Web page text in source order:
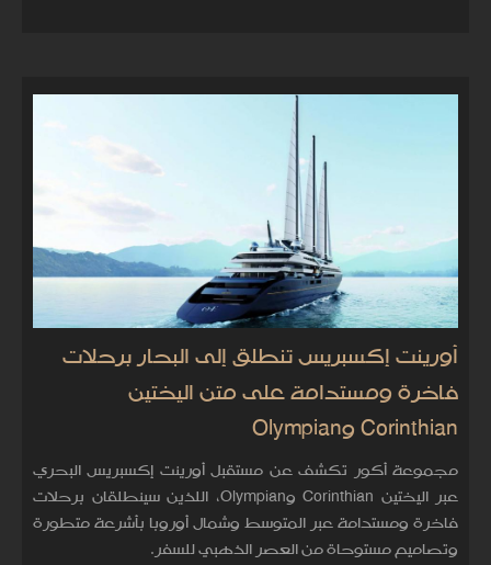
أورينت إكسبريس تنطلق إلى البحار برحلات
فاخرة ومستدامة على متن اليختين
Corinthian وOlympian
مجموعة أكور تكشف عن مستقبل أورينت إكسبريس البحري
عبر اليختين Corinthian وOlympian، اللذين سينطلقان برحلات
فاخرة ومستدامة عبر المتوسط وشمال أوروبا بأشرعة متطورة
وتصاميم مستوحاة من العصر الذهبي للسفر.